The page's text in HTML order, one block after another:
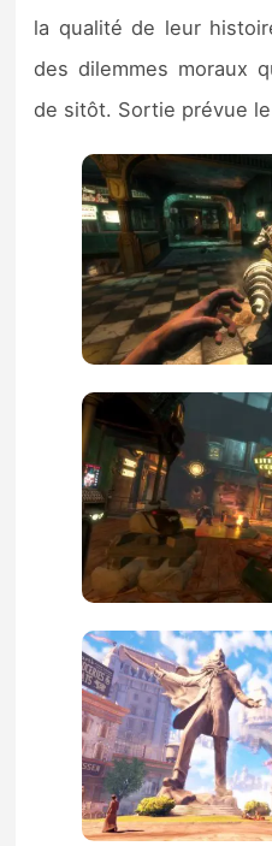
la qualité de leur
des dilemmes moraux
de sitôt. Sortie prévue le